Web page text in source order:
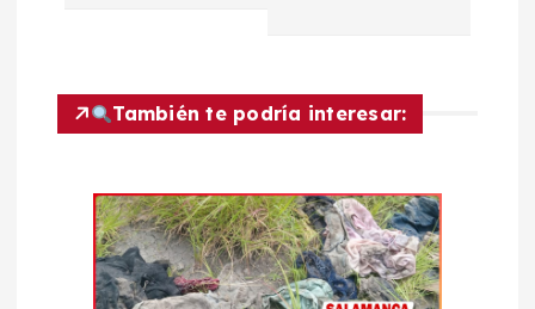
c
También te podría interesar: